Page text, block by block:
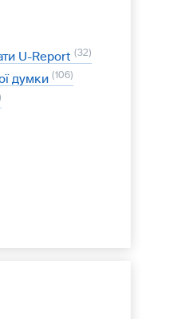
U-Report 32
думки 106